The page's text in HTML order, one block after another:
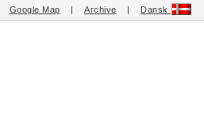
Google Map Archive Dansk